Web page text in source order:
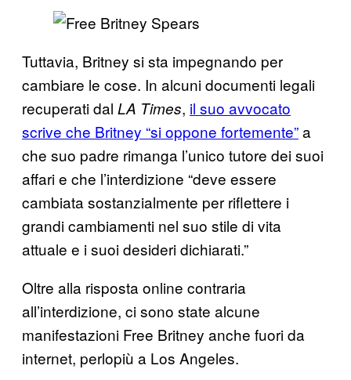
Tuttavia, Britney si sta impegnando per
cambiare le cose. In alcuni documenti legali
recuperati dal LA Times, il suo avvocato
scrive che Britney “si oppone fortemente”a
che suo padre rimanga l’unico tutore dei suoi
affari e che l’interdizione “deve essere
cambiata sostanzialmente per riflettere i
grandi cambiamenti nel suo stile di vita
attuale e i suoi desideri dichiarati.”
Oltre alla risposta online contraria
all’interdizione, ci sono state alcune
manifestazioni Free Britney anche fuori da
internet, perlopiù a Los Angeles.